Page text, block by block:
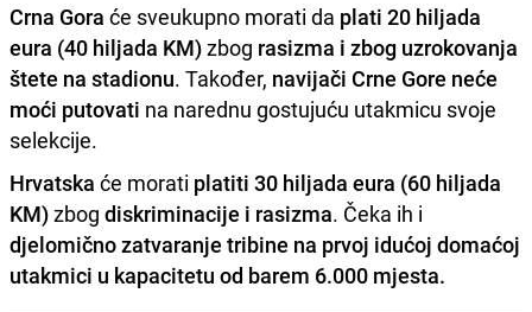
Crna Gora će sveukupno morati da plati 20 hiljada
eura (40 hiljada KM)zbog rasizma i zbog uzrokovanja
štete na stadionu. Također, navijači Crne Gore neće
moći putovati na narednu gostujuću utakmicu svoje
selekcije.
Hrvatska će morati platiti 30 hiljada eura (60 hiljada
KM)zbog diskriminacije i rasizma. Čeka ih i
djelomično zatvaranje tribine na prvoj idućoj domaćoj
utakmici u kapacitetu od barem 6.000 mjesta.